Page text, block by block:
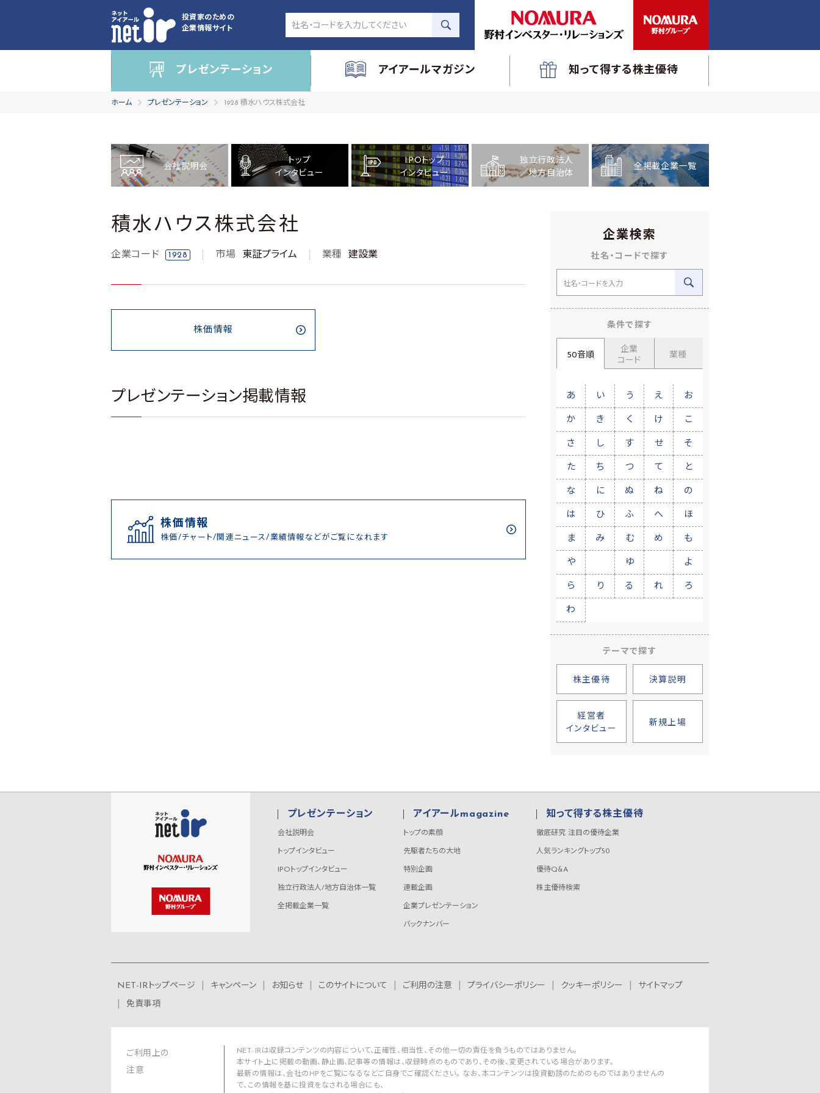
投資家のための
企業情報サイト
プレゼンテーション アイアールマガジン 知って得する株主優待
ホーム プレゼンテーション 1928 積水ハウス株式会社
会社説明会
トップ
インタビュー
IPOトップ
インタビュー
独立行政法人
／地方自治体
全掲載企業一覧
積水ハウス株式会社
企業コード 1928 市場 東証プライム 業種 建設業
株価情報
プレゼンテーション掲載情報
株価情報
株価/チャート/関連ニュース/業績情報などがご覧になれます
企業検索
社名・コードで探す
条件で探す
50音順
企業
コード
業種
あ い う え お
か き く け こ
さ し す せ そ
た ち つ て と
な に ぬ ね の
は ひ ふ へ ほ
ま み む め も
や ゆ よ
ら り る れ ろ
わ
テーマで探す
株主優待 決算説明
経営者
インタビュー
新規上場
プレゼンテーション
会社説明会
トップインタビュー
IPOトップインタビュー
独立行政法人/地方自治体一覧
全掲載企業一覧
アイアールmagazine
トップの素顔
先駆者たちの大地
特別企画
連載企画
企業プレゼンテーション
バックナンバー
知って得する株主優待
徹底研究 注目の優待企業
人気ランキングトップ50
優待Q&A
株主優待検索
NET-IRトップページ キャンペーン お知らせ このサイトについて ご利用の注意 プライバシーポリシー クッキーポリシー
サイトマップ
免責事項
ご利用上の
注意
NET-IRは収録コンテンツの内容について、正確性、相当性、その他一切の責任を負うものではありません。
本サイト上に掲載の動画、静止画、記事等の情報は、収録時点のものであり、その後、変更されている場合があります。
最新の情報は、会社のHPをご覧になるなどご自身でご確認ください。 なお、本コンテンツは投資勧誘のためのものではありませんの
で、この情報を基に投資をなされる場合にも、